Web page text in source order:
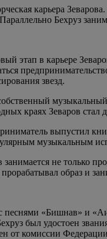
карьера
Бехруз
этап в карьере
звезд.
краях Зеваров стал
выпустил
музыкальным
занимается не только
образ и
песнями «Бишнав» и
был удостоен
от комиссии